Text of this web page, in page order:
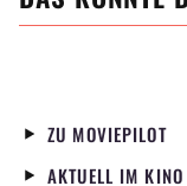
ZU MOVIEPILOT
AKTUELL IM